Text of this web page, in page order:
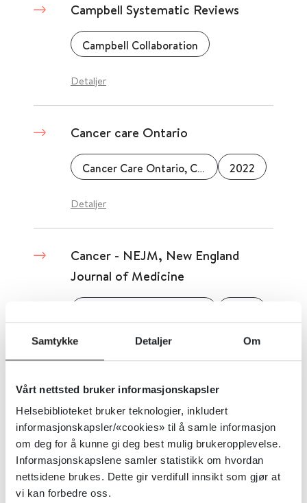
Samtykke Detaljer Om
Vårt nettsted bruker informasjonskapsler
Helsebiblioteket bruker teknologier, inkludert
informasjonskapsler/«cookies» til å samle informasjon
om deg for å kunne gi deg best mulig brukeropplevelse.
Informasjonskapslene samler statistikk om hvordan
nettsidene brukes. Dette gir verdifull innsikt som gjør at
vi kan forbedre oss.
Campbell Systematic Reviews
Campbell Collaboration
Detaljer
Cancer care Ontario
Cancer Care Ontario, Canada 2022
Detaljer
Cancer - NEJM, New England
Journal of Medicine
Detaljer
CanChild
McMaster University 2020
Detaljer